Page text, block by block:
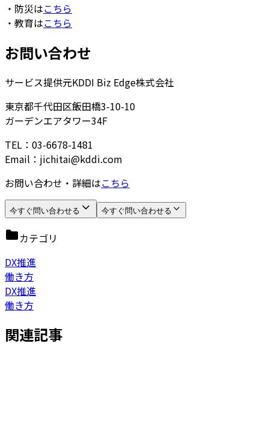
・防災はこちら
・教育はこちら
お問い合わせ
サービス提供元KDDI Biz Edge株式会社
東京都千代田区飯田橋3-10-10
ガーデンエアタワー34F
TEL：03-6678-1481
Email：jichitai@kddi.com
お問い合わせ・詳細はこちら
今すぐ問い合わせる 今すぐ問い合わせる
カテゴリ
DX推進
働き方
DX推進
働き方
関連記事